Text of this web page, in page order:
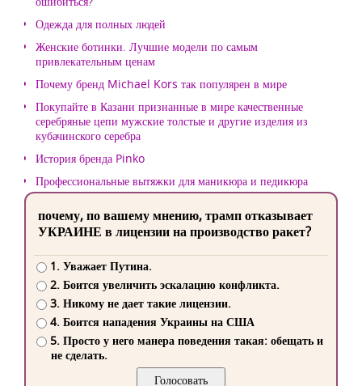
Одежда для полных людей
Женские ботинки. Лучшие модели по самым
привлекательным ценам
Почему бренд Michael Kors так популярен в мире
Покупайте в Казани признанные в мире качественные
серебряные цепи мужские толстые и другие изделия из
кубачинского серебра
История бренда Pinko
Профессиональные вытяжки для маникюра и педикюра
почему, по вашему мнению, трамп отказывает
УКРАИНЕ в лицензии на производство ракет?
1. Уважает Путина.
2. Боится увеличить эскалацию конфликта.
3. Никому не дает такие лицензии.
4. Боится нападения Украины на США
5. Просто у него манера поведения такая: обещать и
не сделать.